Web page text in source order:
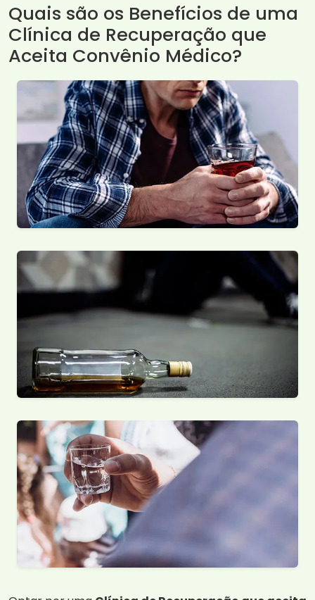
Quais são os Benefícios de uma
Clínica de Recuperação que
Aceita Convênio Médico?